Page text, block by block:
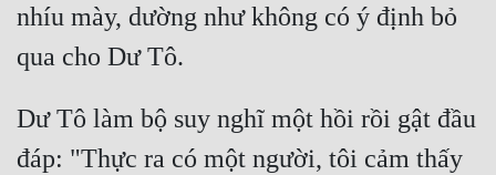
nhíu mày, dường như không có ý định bỏ
Dư Tô làm bộ suy nghĩ một hồi rồi gật đầu
đáp: "Thực ra có một người, tôi cảm thấy